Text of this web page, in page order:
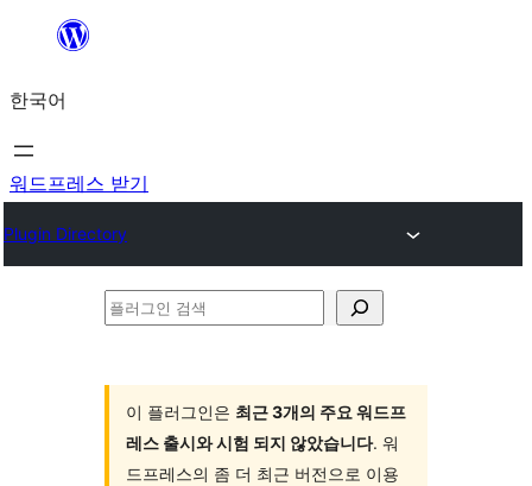
츠
로
바
가
한국어
워드프레스 받기
Plugin Directory
플
이 플러그인은 최근 3개의 주요 워드프
레스 출시와 시험 되지 않았습니다. 워
드프레스의 좀 더 최근 버전으로 이용